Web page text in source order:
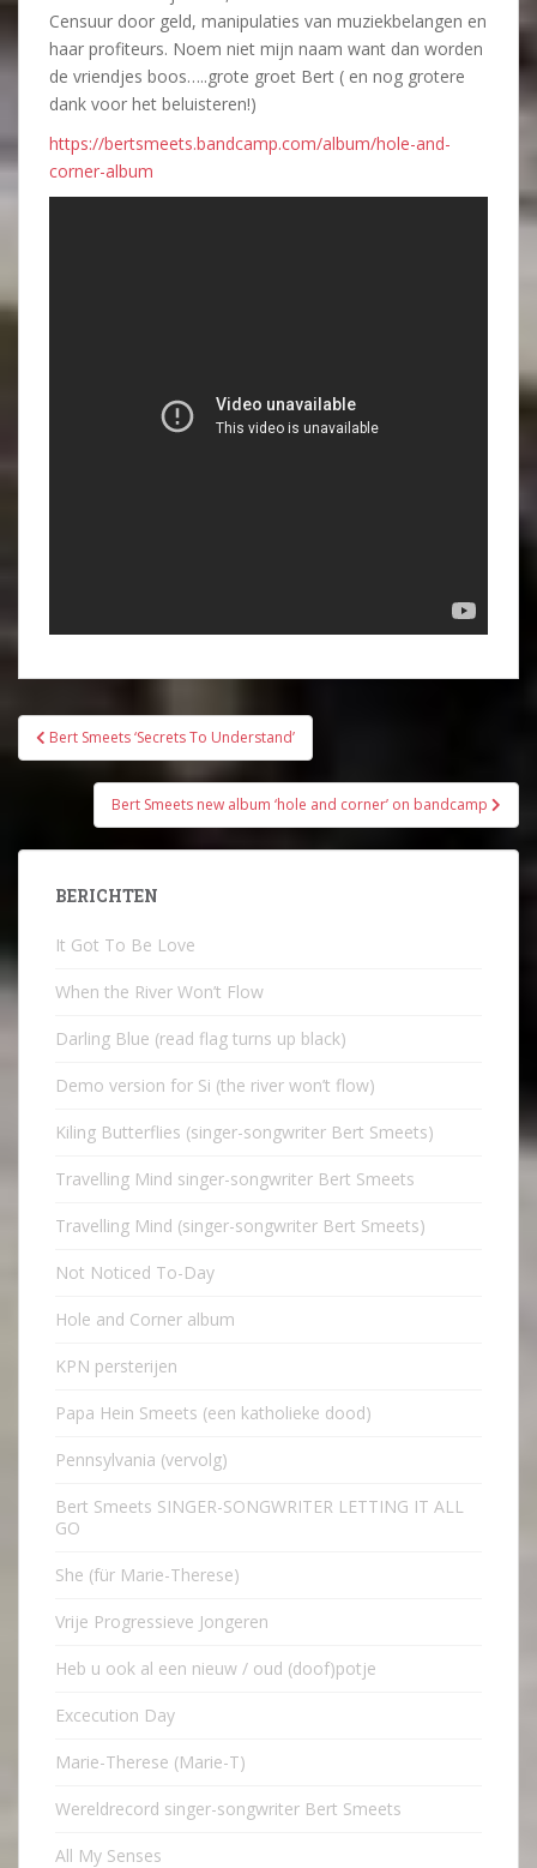
Censuur door geld, manipulaties van muziekbelangen en
haar profiteurs. Noem niet mijn naam want dan worden
de vriendjes boos…..grote groet Bert ( en nog grotere
dank voor het beluisteren!)
https://bertsmeets.bandcamp.com/album/hole-and-
corner-album
Bericht
navigatie
Bert Smeets ‘Secrets To Understand’
Bert Smeets new album ‘hole and corner’ on bandcamp
BERICHTEN
It Got To Be Love
When the River Won’t Flow
Darling Blue (read flag turns up black)
Demo version for Si (the river won’t flow)
Kiling Butterflies (singer-songwriter Bert Smeets)
Travelling Mind singer-songwriter Bert Smeets
Travelling Mind (singer-songwriter Bert Smeets)
Not Noticed To-Day
Hole and Corner album
KPN persterijen
Papa Hein Smeets (een katholieke dood)
Pennsylvania (vervolg)
Bert Smeets SINGER-SONGWRITER LETTING IT ALL
GO
She (für Marie-Therese)
Vrije Progressieve Jongeren
Heb u ook al een nieuw / oud (doof)potje
Excecution Day
Marie-Therese (Marie-T)
Wereldrecord singer-songwriter Bert Smeets
All My Senses